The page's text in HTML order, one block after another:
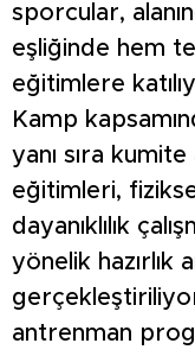
sporcular,
eşliğinde hem
eğitimlere
Kamp
yanı sıra
eğitimleri,
dayanıklılık
yönelik hazırlık
antrenman